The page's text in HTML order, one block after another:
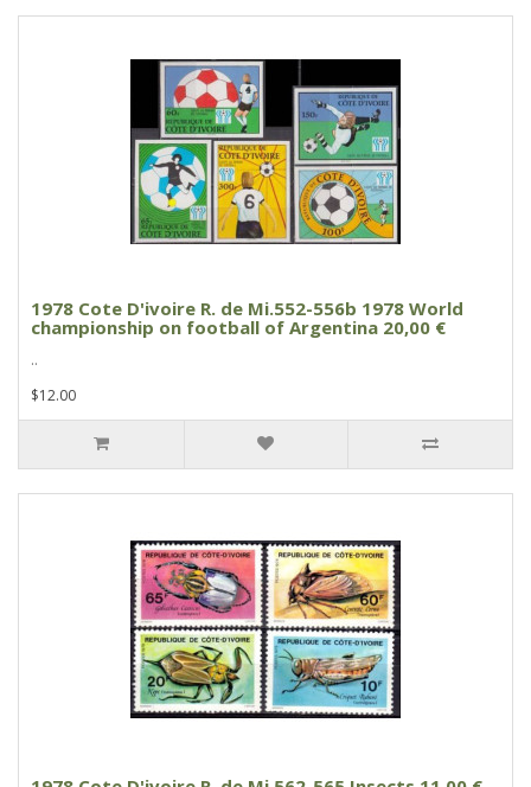
1978 Cote D'ivoire R. de Mi.552-556b 1978 World
championship on football of Argentina 20,00 €
..
$12.00